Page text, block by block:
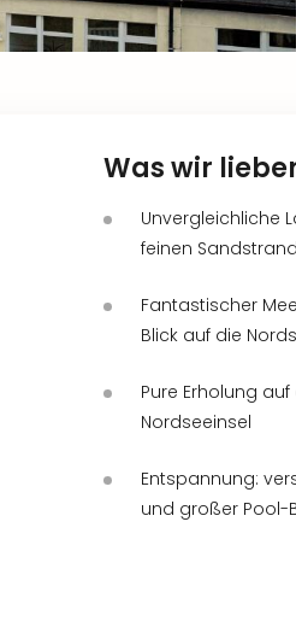
Was wir
Unvergleichliche
feinen Sandstrand
Fantastischer
Blick auf die
Pure Erholung
Nordseeinsel
Entspannung:
und großer Pool-